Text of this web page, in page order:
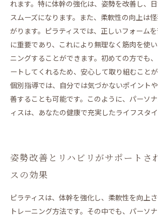
れます。特に体幹の強化は、姿勢を改善し、
スムーズになります。また、柔軟性の向上は
がります。ピラティスでは、正しいフォーム
に重要であり、これにより無理なく筋肉を使
ニングすることができます。初めての方でも
ートしてくれるため、安心して取り組むことが
個別指導では、自分では気づかないポイント
善することも可能です。このように、パーソ
ィスは、あなたの健康で充実したライフスタイ
姿勢改善とリハビリがサポートさ
スの効果
ピラティスは、体幹を強化し、柔軟性を向上
トレーニング方法です。その中でも、パーソ